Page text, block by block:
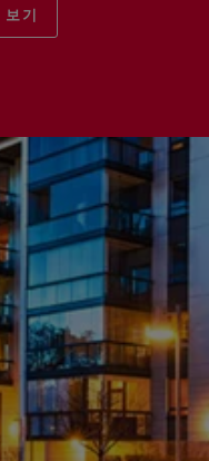
기